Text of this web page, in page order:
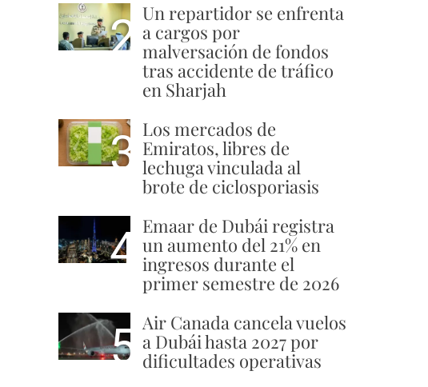
2 Un repartidor se enfrenta
a cargos por
malversación de fondos
tras accidente de tráfico
en Sharjah
3 Los mercados de
Emiratos, libres de
lechuga vinculada al
brote de ciclosporiasis
4 Emaar de Dubái registra
un aumento del 21% en
ingresos durante el
primer semestre de 2026
5 Air Canada cancela vuelos
a Dubái hasta 2027 por
dificultades operativas